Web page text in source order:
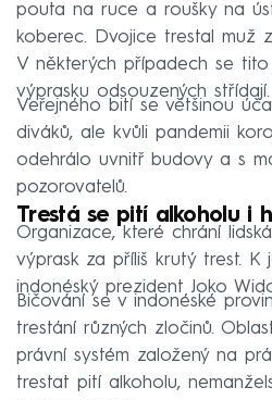
pouta na ruce a roušky na
koberec. Dvojice trestal muž
V některých případech se tito
výprasku odsouzených střídají.
Veřejného bití se většinou
diváků, ale kvůli pandemii
odehrálo uvnitř budovy a s
pozorovatelů.
Trestá se pití alkoholu i
Organizace, které chrání
výprask za příliš krutý trest. K
indonéský prezident Joko
Bičování se v indonéské
trestání různých zločinů.
právní systém založený na
trestat pití alkoholu,